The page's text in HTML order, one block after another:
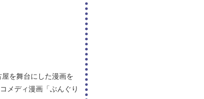
を舞台にした漫画を
メディ漫画「ぶんぐり